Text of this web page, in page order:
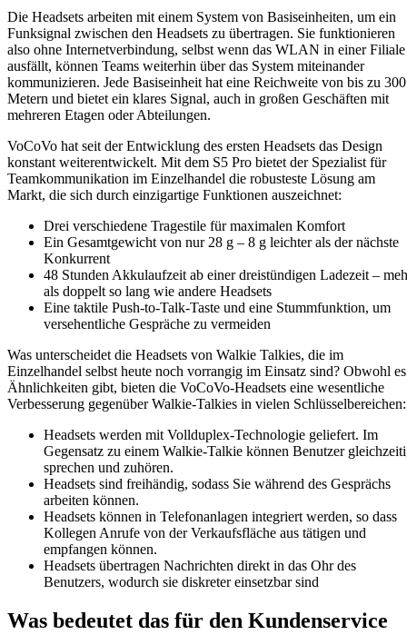
Die Headsets arbeiten mit einem System von Basiseinheiten, um ein
Funksignal zwischen den Headsets zu übertragen. Sie funktionieren
also ohne Internetverbindung, selbst wenn das WLAN in einer Filiale
ausfällt, können Teams weiterhin über das System miteinander
kommunizieren. Jede Basiseinheit hat eine Reichweite von bis zu 300
Metern und bietet ein klares Signal, auch in großen Geschäften mit
mehreren Etagen oder Abteilungen.
VoCoVo hat seit der Entwicklung des ersten Headsets das Design
konstant weiterentwickelt. Mit dem S5 Pro bietet der Spezialist für
Teamkommunikation im Einzelhandel die robusteste Lösung am
Markt, die sich durch einzigartige Funktionen auszeichnet:
Drei verschiedene Tragestile für maximalen Komfort
Ein Gesamtgewicht von nur 28 g – 8 g leichter als der nächste
Konkurrent
48 Stunden Akkulaufzeit ab einer dreistündigen Ladezeit –
als doppelt so lang wie andere Headsets
Eine taktile Push-to-Talk-Taste und eine Stummfunktion, um
versehentliche Gespräche zu vermeiden
Was unterscheidet die Headsets von Walkie Talkies, die im
Einzelhandel selbst heute noch vorrangig im Einsatz sind? Obwohl es
Ähnlichkeiten gibt, bieten die VoCoVo-Headsets eine wesentliche
Verbesserung gegenüber Walkie-Talkies in vielen Schlüsselbereichen:
Headsets werden mit Vollduplex-Technologie geliefert. Im
Gegensatz zu einem Walkie-Talkie können Benutzer
sprechen und zuhören.
Headsets sind freihändig, sodass Sie während des Gesprächs
arbeiten können.
Headsets können in Telefonanlagen integriert werden, so dass
Kollegen Anrufe von der Verkaufsfläche aus tätigen und
empfangen können.
Headsets übertragen Nachrichten direkt in das Ohr des
Benutzers, wodurch sie diskreter einsetzbar sind
Was bedeutet das für den Kundenservice